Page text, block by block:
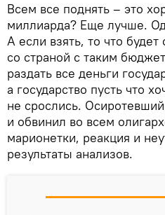
Всем все поднять – это
миллиарда? Еще лучше.
А если взять, то что
со страной с таким
раздать все деньги
а государство пусть что
не срослись.
и обвинил во всем
марионетки, реакция и
результаты анализов.